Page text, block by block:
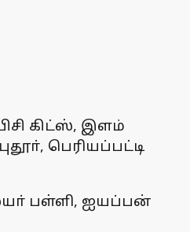
கிட்ஸ், இளம்
பெரியப்பட்டி
பள்ளி, ஐயப்பன்